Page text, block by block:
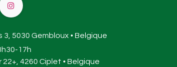
3, 5030 Gembloux • Belgique
17h
4260 Ciplet • Belgique